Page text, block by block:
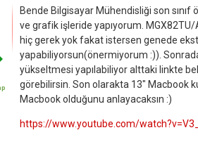
Bende Bilgisayar Mühendisliği son sınıf
ve grafik işleride yapıyorum.
hiç gerek yok fakat istersen genede
yapabiliyorsun(önermiyorum :)).
yükseltmesi yapılabiliyor alttaki linkte
görebilirsin. Son olarakta 13" Macbook
Macbook olduğunu anlayacaksın :)
https://www.youtube.com/